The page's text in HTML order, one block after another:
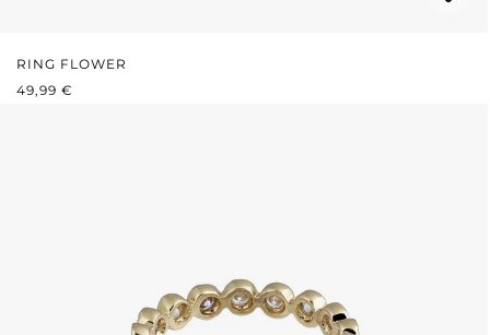
RING FLOWER
REGULÄRER PREIS:
49,99 €